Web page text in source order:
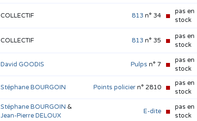
COLLECTIF 813 n° 34
pas en
stock
COLLECTIF 813 n° 35
pas en
stock
David GOODIS Pulps n° 7
pas en
stock
Stéphane BOURGOIN Points policiern° 2810
pas en
stock
Stéphane BOURGOIN &
Jean-Pierre DELOUX
E-dite
pas en
stock